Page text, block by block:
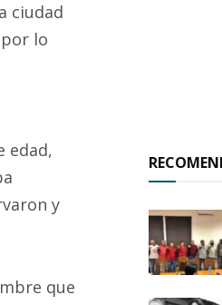
ciudad
lo
edad,
y
que